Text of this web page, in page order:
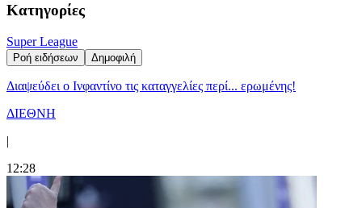
Κατηγορίες
Super League
Ροή ειδήσεων Δημοφιλή
Διαψεύδει ο Ινφαντίνο τις καταγγελίες περί... ερωμένης!
ΔΙΕΘΝΗ
|
12:28